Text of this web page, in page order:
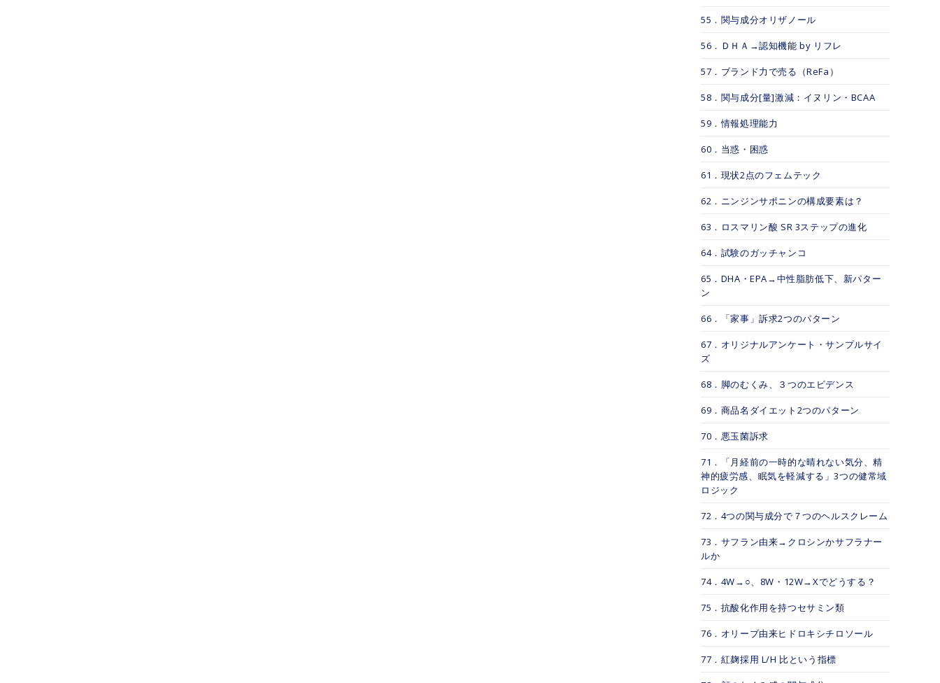
55．関与成分オリザノール
56．ＤＨＡ→認知機能 by リフレ
57．ブランド力で売る（ReFa）
58．関与成分[量]激減：イヌリン・BCAA
59．情報処理能力
60．当惑・困惑
61．現状2点のフェムテック
62．ニンジンサポニンの構成要素は？
63．ロスマリン酸 SR 3ステップの進化
64．試験のガッチャンコ
65．DHA・EPA→中性脂肪低下、新パター
ン
66．「家事」訴求2つのパターン
67．オリジナルアンケート・サンプルサイ
ズ
68．脚のむくみ、３つのエビデンス
69．商品名ダイエット2つのパターン
70．悪玉菌訴求
71．「月経前の一時的な晴れない気分、精
神的疲労感、眠気を軽減する」3つの健常域
ロジック
72．4つの関与成分で７つのヘルスクレーム
73．サフラン由来→クロシンかサフラナー
ルか
74．4W→○、8W・12W→Xでどうする？
75．抗酸化作用を持つセサミン類
76．オリーブ由来ヒドロキシチロソール
77．紅麹採用 L/H 比という指標